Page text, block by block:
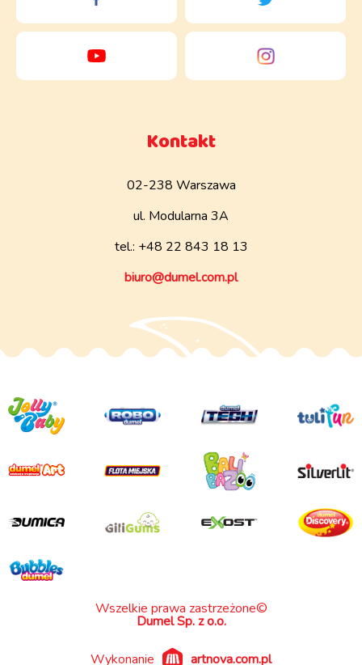
Kontakt
02-238 Warszawa
ul. Modularna 3A
tel.: +48 22 843 18 13
biuro@dumel.com.pl
Wszelkie prawa zastrzeżone©
Dumel Sp. z o.o.
Wykonanie artnova.com.pl